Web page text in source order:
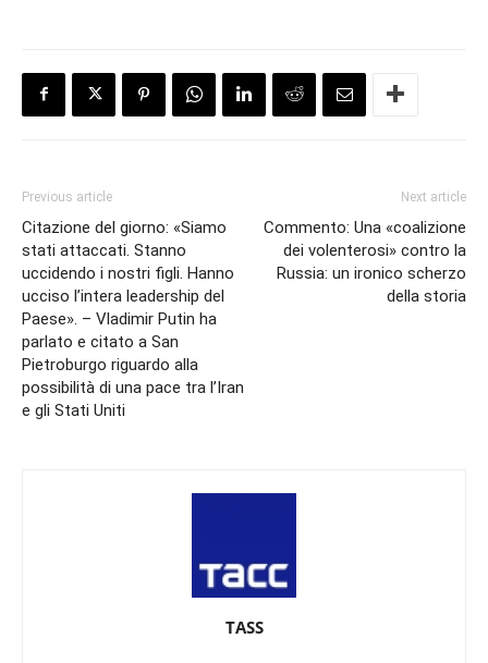
Previous article
Citazione del giorno: «Siamo
stati attaccati. Stanno
uccidendo i nostri figli. Hanno
ucciso l’intera leadership del
Paese». – Vladimir Putin ha
parlato e citato a San
Pietroburgo riguardo alla
possibilità di una pace tra l’Iran
e gli Stati Uniti
Next article
Commento: Una «coalizione
dei volenterosi» contro la
Russia: un ironico scherzo
della storia
TASS